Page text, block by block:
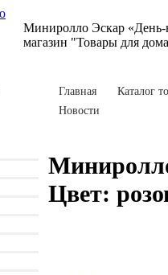
Миниролло Эскар «День-
магазин "Товары для
Главная
Каталог
Новости
Цвет: